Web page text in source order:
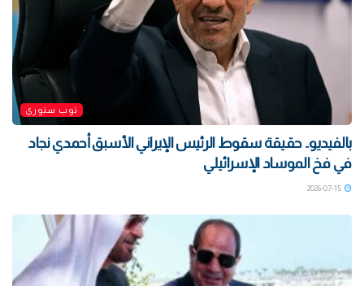
توب ستوري
بالفيديو.. حقيقة سقوط الرئيس الإيراني الأسبق أحمدي نجاد
في فخ الموساد الإسرائيلي